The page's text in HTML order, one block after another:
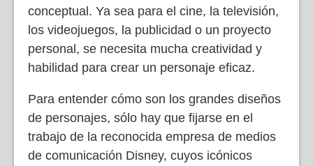
conceptual. Ya sea para el cine, la televisión,
los videojuegos, la publicidad o un proyecto
personal, se necesita mucha creatividad y
habilidad para crear un personaje eficaz.
Para entender cómo son los grandes diseños
de personajes, sólo hay que fijarse en el
trabajo de la reconocida empresa de medios
de comunicación Disney, cuyos icónicos